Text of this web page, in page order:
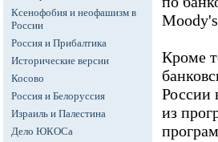
Ксенофобия и неофашизм в
России
Россия и Прибалтика
Исторические версии
Косово
Россия и Белоруссия
Израиль и Палестина
Дело ЮКОСа
Кроме
России
из